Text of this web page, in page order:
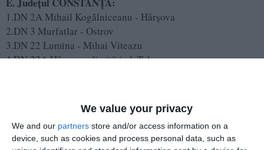
We value your privacy
We and our partners store and/or access information on a
device, such as cookies and process personal data, such as
1.DN 2A Mihail Kogălniceanu - Hârșova
2.DN 3 Murfatlar - Ostrov
3.DN 22 Lumina - Mihai Viteazu
4.DN 22A Hârșova - limită jud. Tulcea
7.DN 39E Constanța - Cumpăna
F. Județul GALAȚI
1.DN 2B Galați - Șendreni